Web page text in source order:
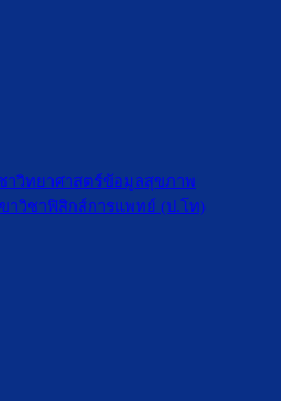
าวิทยาศาสตร์ข้อมูลสุขภาพ
วิชาฟิสิกส์การแพทย์ (ป.โท)